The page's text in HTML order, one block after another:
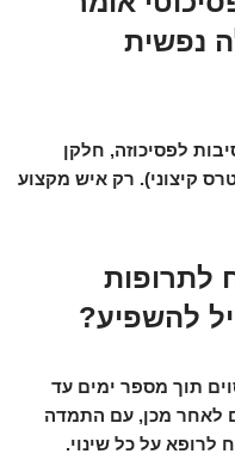
נפשית
לפסיכוזה, חלקן
קיצוני). רק איש מקצוע
לתרופות
להשפיע?
תוך מספר ימים עד
לאחר מכן, עם התמדה
לרופא על כל שינוי.